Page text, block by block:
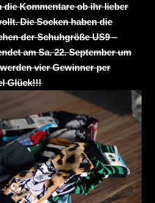
die Kommentare ob ihr lieber
Die Socken haben die
der Schuhgröße US9 –
am Sa. 22. September um
vier Gewinner per
Glück!!!